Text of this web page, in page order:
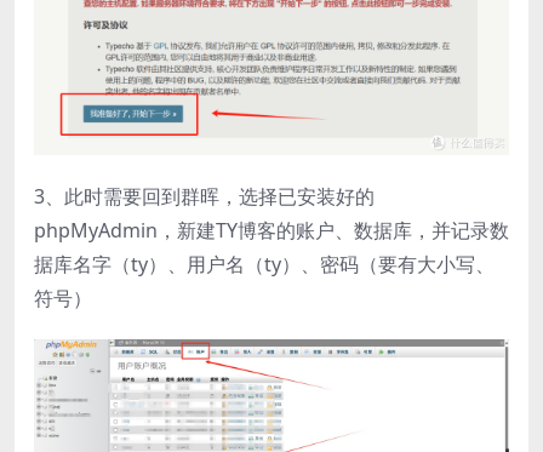
3、此时需要回到群晖，选择已安装好的
phpMyAdmin，新建TY博客的账户、数据库，并记录数
据库名字（ty）、用户名（ty）、密码（要有大小写、
符号）